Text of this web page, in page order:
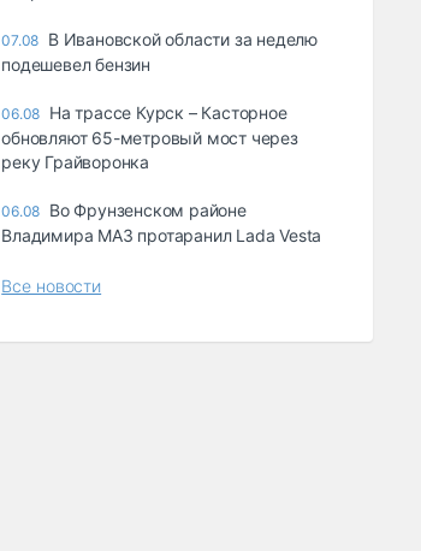
07.08 В Ивановской области за неделю
подешевел бензин
06.08 На трассе Курск – Касторное
обновляют 65-метровый мост через
реку Грайворонка
06.08 Во Фрунзенском районе
Владимира МАЗ протаранил Lada Vesta
Все новости